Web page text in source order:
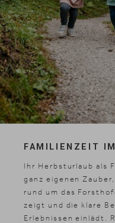
FAMILIENZEIT
Ihr Herbsturlaub als
ganz eigenen
rund um das
zeigt und die klare
Erlebnissen einlädt.